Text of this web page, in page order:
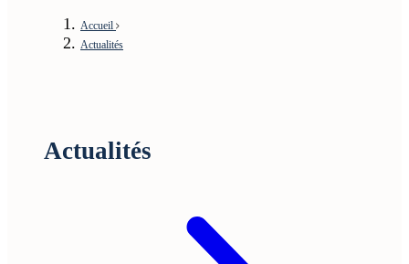
Accueil
Actualités
Actualités